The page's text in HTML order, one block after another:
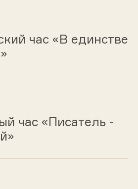
час «В единстве
час «Писатель -